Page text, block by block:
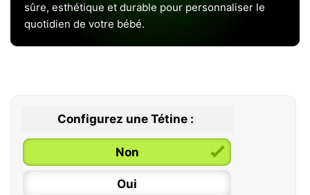
sûre, esthétique et durable pour personnaliser le
quotidien de votre bébé.
Configurez une Tétine :
Non
Oui